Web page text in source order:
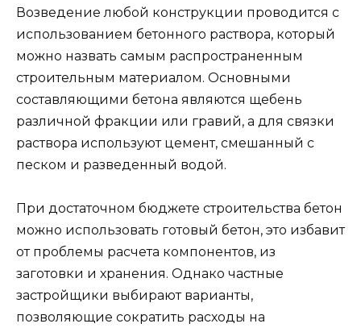
Возведение любой конструкции проводится с
использованием бетонного раствора, который
можно назвать самым распространенным
строительным материалом. Основными
составляющими бетона являются щебень
различной фракции или гравий, а для связки
раствора используют цемент, смешанный с
песком и разведенный водой.
При достаточном бюджете строительства бетон
можно использовать готовый бетон, это избавит
от проблемы расчета компонентов, из
заготовки и хранения. Однако частные
застройщики выбирают варианты,
позволяющие сократить расходы на